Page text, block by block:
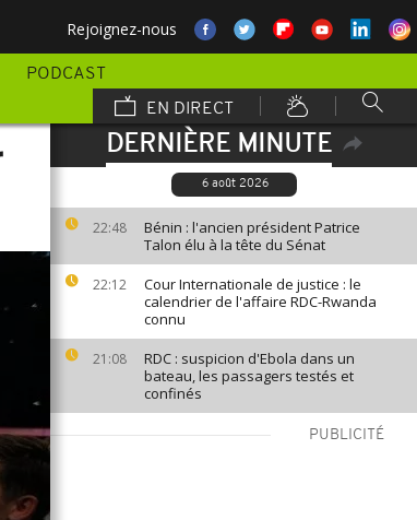
Rejoignez-nous
PODCAST
EN DIRECT
DERNIÈRE MINUTE
6 août 2026
22:48
Bénin : l'ancien président Patrice
Talon élu à la tête du Sénat
22:12
Cour Internationale de justice : le
calendrier de l'affaire RDC-Rwanda
connu
21:08
RDC : suspicion d'Ebola dans un
bateau, les passagers testés et
confinés
PUBLICITÉ